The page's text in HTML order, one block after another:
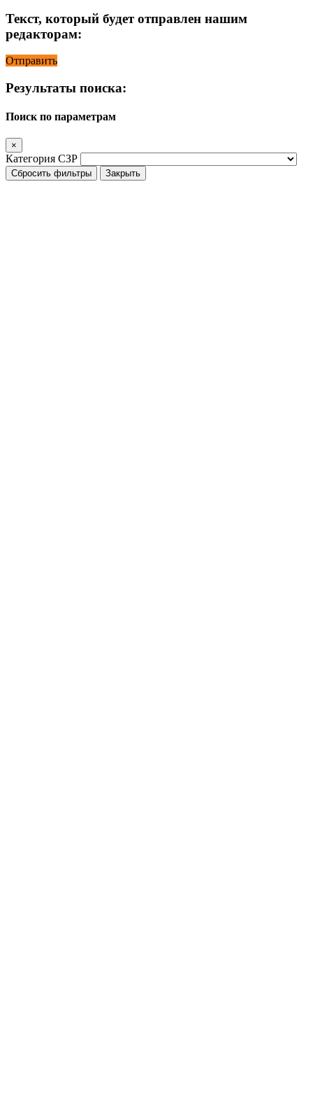
Текст, который будет отправлен нашим
редакторам:
Отправить
Результаты поиска:
Поиск по параметрам
×
Категория СЗР
Сбросить фильтры Закрыть